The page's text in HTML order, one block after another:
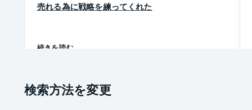
売れる為に戦略を練ってくれた
続きを読む
検索方法を変更